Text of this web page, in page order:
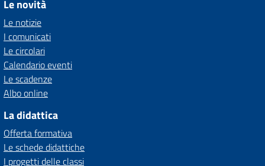
Le novità
Le notizie
I comunicati
Le circolari
Calendario eventi
Le scadenze
Albo online
La didattica
Offerta formativa
Le schede didattiche
I progetti delle classi